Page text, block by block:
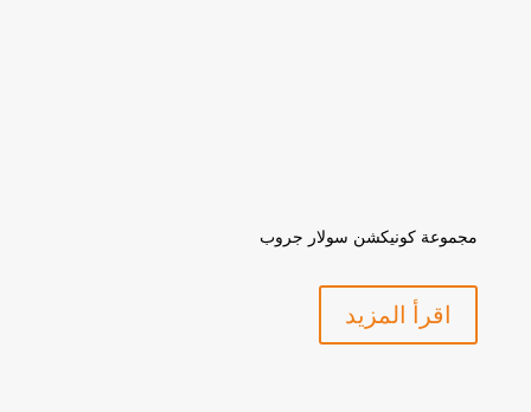
مجموعة كونيكشن سولار جروب
اقرأ المزيد